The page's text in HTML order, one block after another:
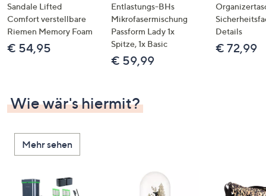
bzw.
rechts,
um
diese
Sandale Lifted
Comfort verstellbare
Riemen Memory Foam
€ 54,95
Entlastungs-BHs
Mikrofasermischung
Passform Lady 1x
Spitze, 1x Basic
€ 59,99
Details
€ 72,99
Wie wär's hiermit?
Mehr sehen